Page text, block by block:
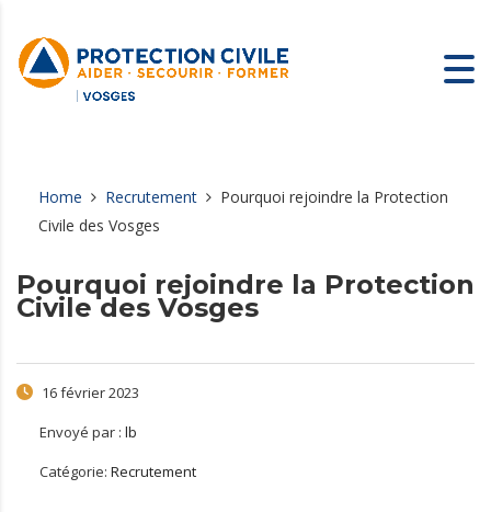
Home Recrutement
Pourquoi rejoindre la Protection
Civile des Vosges
Pourquoi rejoindre la Protection
Civile des Vosges
16 février 2023
Envoyé par : lb
Catégorie: Recrutement